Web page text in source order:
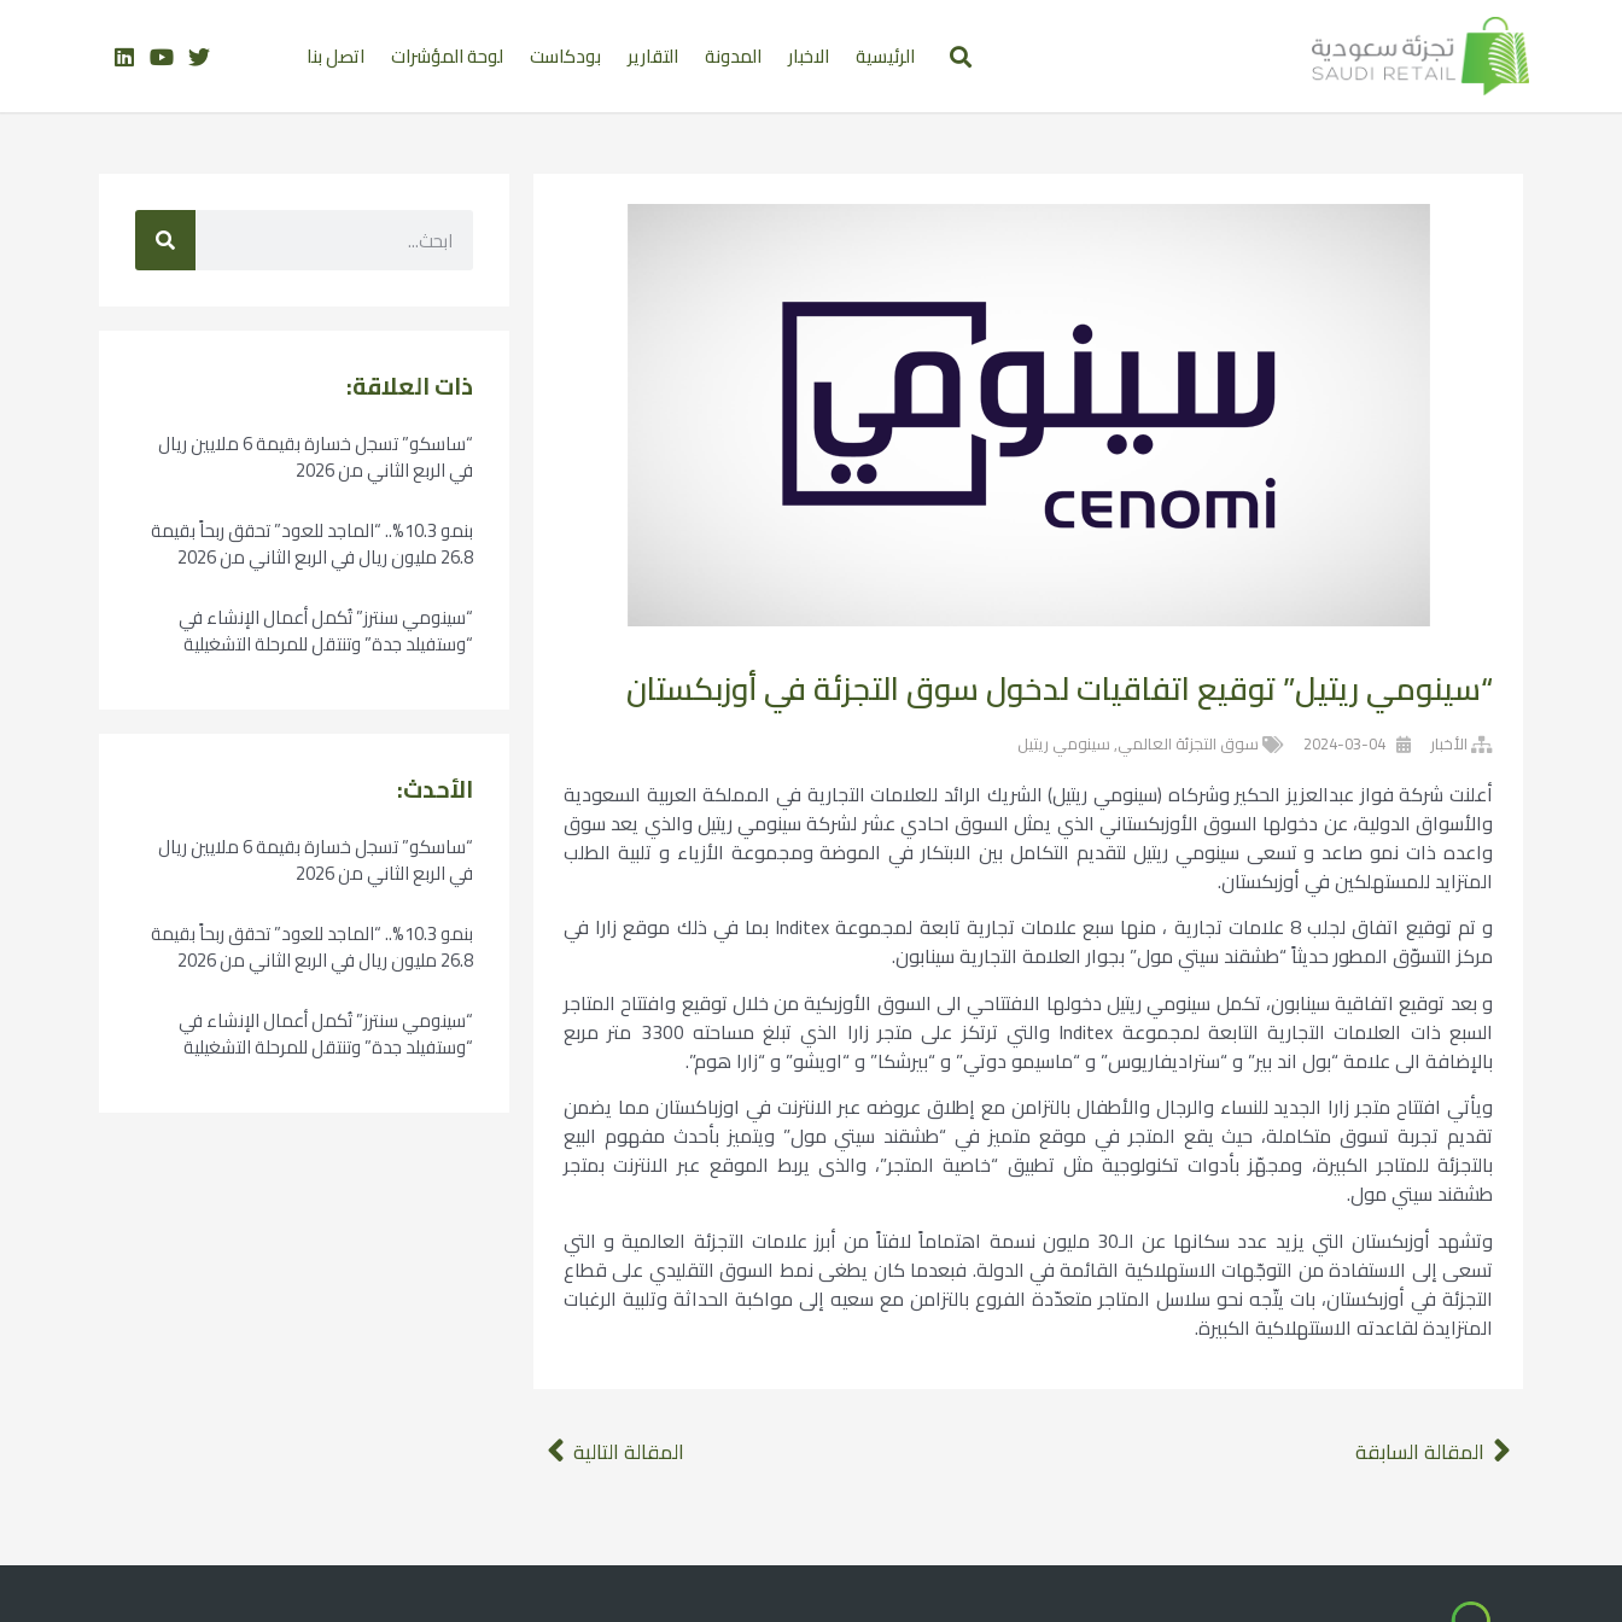
الرئيسية الاخبار المدونة التقارير بودكاست لوحة المؤشرات اتصل بنا
“سينومي ريتيل” توقيع اتفاقيات لدخول سوق التجزئة في أوزبكستان
الأخبار 2024-03-04 سوق التجزئة العالمي,سينومي ريتيل
أعلنت شركة فواز عبدالعزيز الحكير وشركاه (سينومي ريتيل) الشريك الرائد للعلامات التجارية في المملكة العربية السعودية
والأسواق الدولية، عن دخولها السوق الأوزبكستاني الذي يمثل السوق احادي عشر لشركة سينومي ريتيل والذي يعد سوق
واعده ذات نمو صاعد و تسعى سينومي ريتيل لتقديم التكامل بين الابتكار في الموضة ومجموعة الأزياء و تلبية الطلب
المتزايد للمستهلكين في أوزبكستان.
و تم توقيع اتفاق لجلب 8 علامات تجارية ، منها سبع علامات تجارية تابعة لمجموعة Inditex بما في ذلك موقع زارا في
مركز التسوّق المطور حديثاً “طشقند سيتي مول” بجوار العلامة التجارية سينابون.
و بعد توقيع اتفاقية سينابون، تكمل سينومي ريتيل دخولها الافتتاحي الى السوق الأوزبكية من خلال توقيع وافتتاح المتاجر
السبع ذات العلامات التجارية التابعة لمجموعة Inditex والتي ترتكز على متجر زارا الذي تبلغ مساحته 3300 متر مربع
بالإضافة الى علامة “بول اند بير” و “ستراديفاريوس” و “ماسيمو دوتي” و “بيرشكا” و “اويشو” و “زارا هوم”.
ويأتي افتتاح متجر زارا الجديد للنساء والرجال والأطفال بالتزامن مع إطلاق عروضه عبر الانترنت في اوزباكستان مما يضمن
تقديم تجربة تسوق متكاملة، حيث يقع المتجر في موقع متميز في “طشقند سيتي مول” ويتميز بأحدث مفهوم البيع
بالتجزئة للمتاجر الكبيرة، ومجهّز بأدوات تكنولوجية مثل تطبيق “خاصية المتجر”، والذى يربط الموقع عبر الانترنت بمتجر
طشقند سيتي مول.
وتشهد أوزبكستان التي يزيد عدد سكانها عن الـ30 مليون نسمة اهتماماً لافتاً من أبرز علامات التجزئة العالمية و التي
تسعى إلى الاستفادة من التوجّهات الاستهلاكية القائمة في الدولة. فبعدما كان يطغى نمط السوق التقليدي على قطاع
التجزئة في أوزبكستان، بات يتّجه نحو سلاسل المتاجر متعدّدة الفروع بالتزامن مع سعيه إلى مواكبة الحداثة وتلبية الرغبات
المتزايدة لقاعدته الاستتهلاكية الكبيرة.
المقالة السابقة المقالة التالية
ذات العلاقة:
“ساسكو” تسجل خسارة بقيمة 6 ملايين ريال
في الربع الثاني من 2026
بنمو 10.3%.. “الماجد للعود” تحقق ربحاً بقيمة
26.8 مليون ريال في الربع الثاني من 2026
“سينومي سنترز” تُكمل أعمال الإنشاء في
“وستفيلد جدة” وتنتقل للمرحلة التشغيلية
الأحدث:
“ساسكو” تسجل خسارة بقيمة 6 ملايين ريال
في الربع الثاني من 2026
بنمو 10.3%.. “الماجد للعود” تحقق ربحاً بقيمة
26.8 مليون ريال في الربع الثاني من 2026
“سينومي سنترز” تُكمل أعمال الإنشاء في
“وستفيلد جدة” وتنتقل للمرحلة التشغيلية